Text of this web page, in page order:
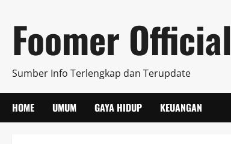
content
Foomer Official
Sumber Info Terlengkap dan Terupdate
HOME UMUM GAYA HIDUP KEUANGAN